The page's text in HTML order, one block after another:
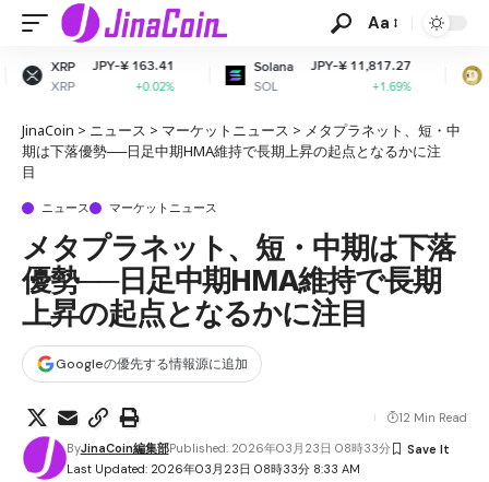
Aa
163.41
+0.02%
Solana
SOL
JPY-¥ 11,817.27
+1.69%
Dogecoin
DOGE
JPY-
JinaCoin > ニュース > マーケットニュース > メタプラネット、短・中
期は下落優勢──日足中期HMA維持で長期上昇の起点となるかに注
目
ニュース マーケットニュース
メタプラネット、短・中期は下落
優勢──日足中期HMA維持で長期
上昇の起点となるかに注目
Googleの優先する情報源に追加
Last Updated: 2026年03月23日 08時33分 8:33 AM
ByJinaCoin編集部Published: 2026年03月23日 08時33分
12 Min Read